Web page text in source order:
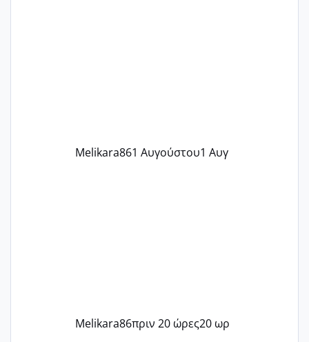
Melikara861 Αυγούστου1 Αυγ
Melikara86πριν 20 ώρες20 ωρ